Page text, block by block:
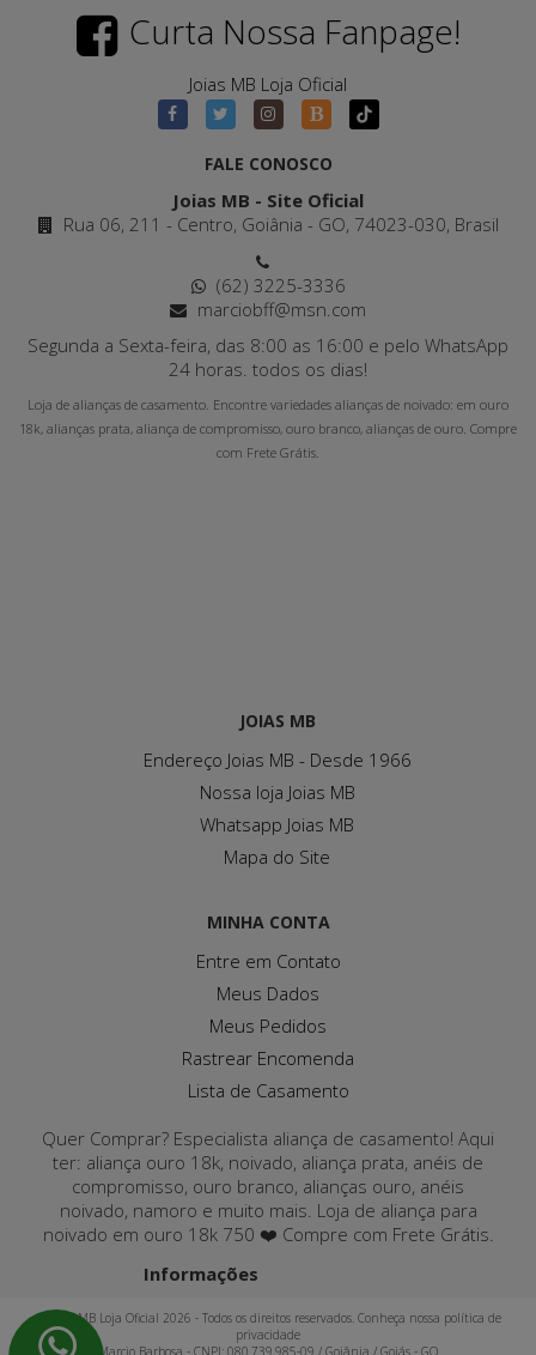
Curta Nossa Fanpage!
Joias MB Loja Oficial
JOIAS MB
Endereço Joias MB - Desde 1966
Nossa loja Joias MB
Whatsapp Joias MB
Mapa do Site
MINHA CONTA
Entre em Contato
Meus Dados
Meus Pedidos
Rastrear Encomenda
Lista de Casamento
FALE CONOSCO
Joias MB - Site Oficial
Rua 06, 211 - Centro, Goiânia - GO, 74023-030, Brasil
(62) 3225-3336
marciobff@msn.com
Segunda a Sexta-feira, das 8:00 as 16:00 e pelo WhatsApp
24 horas. todos os dias!
Loja de alianças de casamento. Encontre variedades alianças de noivado: em ouro
18k, alianças prata, aliança de compromisso, ouro branco, alianças de ouro. Compre
com Frete Grátis.
Quer Comprar? Especialista aliança de casamento! Aqui
ter: aliança ouro 18k, noivado, aliança prata, anéis de
compromisso, ouro branco, alianças ouro, anéis
noivado, namoro e muito mais. Loja de aliança para
noivado em ouro 18k 750 ❤️ Compre com Frete Grátis.
Informações
Joias MB Loja Oficial 2026 - Todos os direitos reservados. Conheça nossa política de
privacidade
Marcio Barbosa - CNPJ: 080.739.985-09 / Goiânia / Goiás - GO